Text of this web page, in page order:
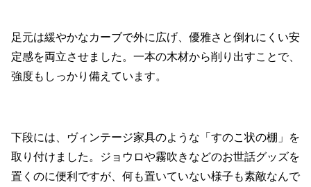
足元は緩やかなカーブで外に広げ、優雅さと倒れにくい安
定感を両立させました。一本の木材から削り出すことで、
強度もしっかり備えています。
下段には、ヴィンテージ家具のような「すのこ状の棚」を
取り付けました。ジョウロや霧吹きなどのお世話グッズを
置くのに便利ですが、何も置いていない様子も素敵なんで